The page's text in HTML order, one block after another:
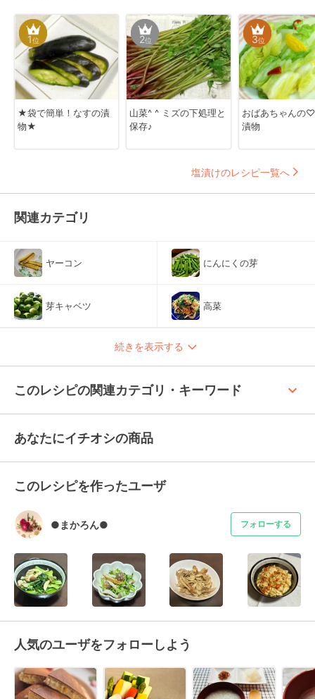
1位
★袋で簡単！なすの漬
物★
2位
山菜^ ^ ミズの下処理と
保存♪
3位
おばあちゃんの
漬物
塩漬けのレシピ一覧へ
関連カテゴリ
ヤーコン にんにくの芽
芽キャベツ 高菜
続きを表示する
このレシピの関連カテゴリ・キーワード keyboard_arrow_up
あなたにイチオシの商品
このレシピを作ったユーザ
●まかろん● フォローする
人気のユーザをフォローしよう